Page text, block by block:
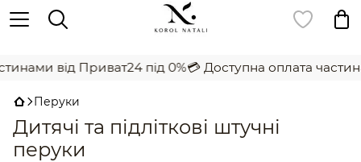
від Приват24 під 0% 💳 Доступна оплата
Перуки
Дитячі та підліткові штучні
перуки